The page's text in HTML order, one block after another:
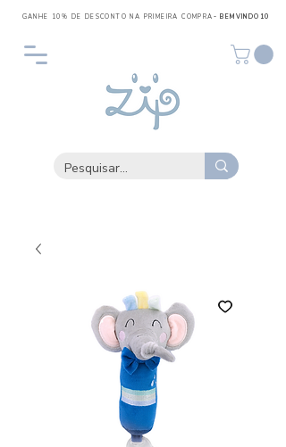
GANHE 10% DE DESCONTO NA PRIMEIRA COMPRA - BEMVINDO10